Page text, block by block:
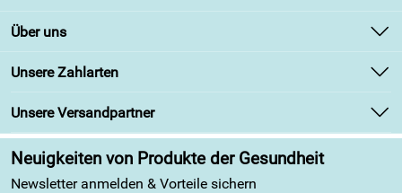
Kontakt
Retourenabwicklung
Lieferbedingungen
Über uns
Unsere Bestseller
Angebote
Kundenbewertungen (313)
4,9/5
Unsere Zahlarten
Unsere Versandpartner
Neuigkeiten von Produkte der Gesundheit
Newsletter anmelden & Vorteile sichern